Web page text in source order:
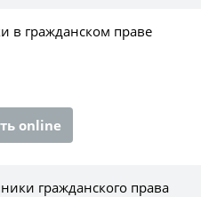
в гражданском праве
online
гражданского права